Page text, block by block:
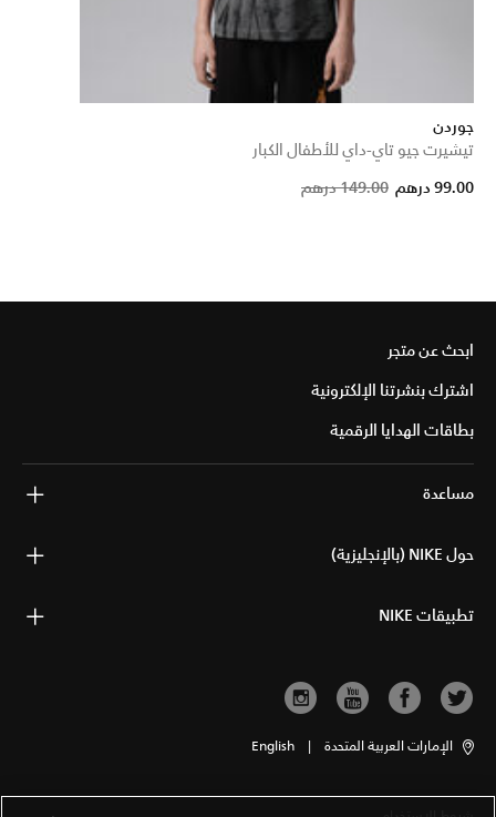
جوردن
تيشيرت جيو تاي-داي للأطفال الكبار
Price
149.00 درهم to
99.00 درهم
ابحث عن متجر
اشترك بنشرتنا الإلكترونية
بطاقات الهدايا الرقمية
مساعدة
حول NIKE (بالإنجليزية)
تطبيقات NIKE
الإمارات العربية المتحدة |
English